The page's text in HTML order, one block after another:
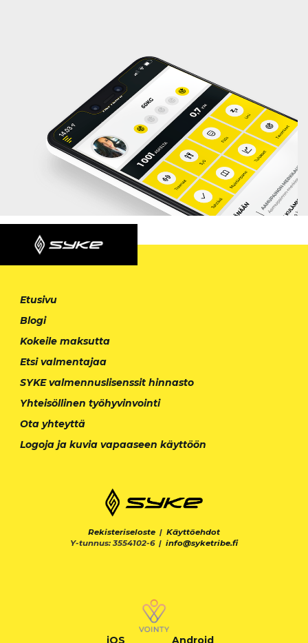
Etusivu
Blogi
Kokeile maksutta
Etsi valmentajaa
SYKE valmennuslisenssit hinnasto
Yhteisöllinen työhyvinvointi
Ota yhteyttä
Logoja ja kuvia vapaaseen käyttöön
Rekisteriseloste | Käyttöehdot
Y-tunnus: 3554102-6 | info@syketribe.fi